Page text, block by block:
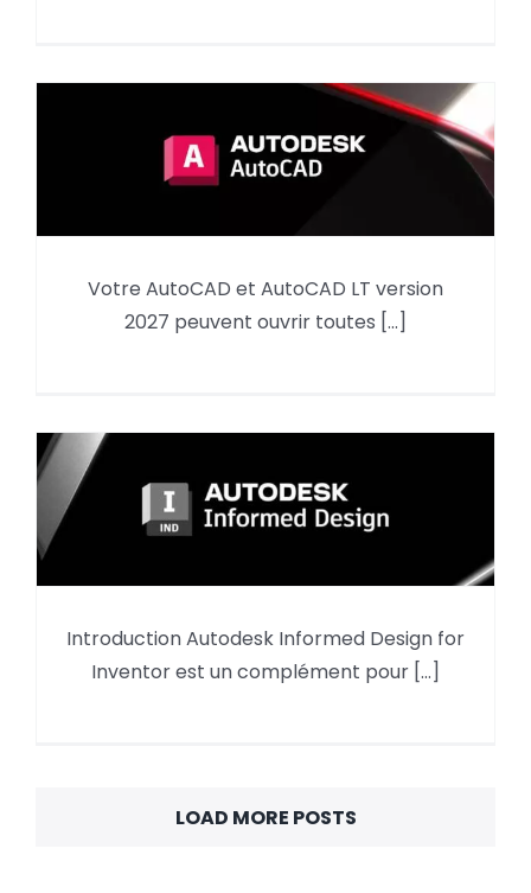
AutoCAD et les versions DWG et
DXF compatibilité et conversion
Votre AutoCAD et AutoCAD LT version
2027 peuvent ouvrir toutes [...]
Autodesk Informed Design :
comment s’en servir ? (1/3)
Introduction Autodesk Informed Design for
Inventor est un complément pour [...]
LOAD MORE POSTS